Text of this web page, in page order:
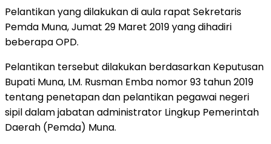
Pelantikan yang dilakukan di aula rapat Sekretaris
Pemda Muna, Jumat 29 Maret 2019 yang dihadiri
beberapa OPD.
Pelantikan tersebut dilakukan berdasarkan Keputusan
Bupati Muna, LM. Rusman Emba nomor 93 tahun 2019
tentang penetapan dan pelantikan pegawai negeri
sipil dalam jabatan administrator Lingkup Pemerintah
Daerah (Pemda) Muna.